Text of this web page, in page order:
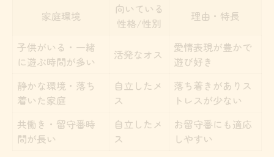
家庭環境
向いている
性格/性別
理由・特長
子供がいる・一緒
に遊ぶ時間が多い
活発なオス
愛情表現が豊かで
遊び好き
静かな環境・落ち
着いた家庭
自立したメ
ス
落ち着きがありス
トレスが少ない
共働き・留守番時
間が長い
自立したメ
ス
お留守番にも適応
しやすい